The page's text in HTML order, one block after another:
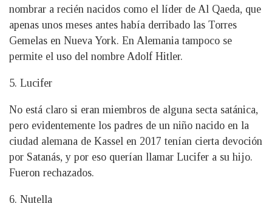
nombrar a recién nacidos como el líder de Al Qaeda, que
apenas unos meses antes había derribado las Torres
Gemelas en Nueva York. En Alemania tampoco se
permite el uso del nombre Adolf Hitler.
5. Lucifer
No está claro si eran miembros de alguna secta satánica,
pero evidentemente los padres de un niño nacido en la
ciudad alemana de Kassel en 2017 tenían cierta devoción
por Satanás, y por eso querían llamar Lucifer a su hijo.
Fueron rechazados.
6. Nutella